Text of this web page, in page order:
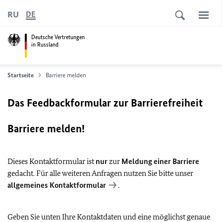
Deutsche Vertretungen
in Russland
RU DE
Startseite Barriere melden
Das Feedbackformular zur Barrierefreiheit
Barriere melden!
Dieses Kontaktformular istnurzur Meldung einer Barriere
gedacht. Für alle weiteren Anfragen nutzen Sie bitte unser
allgemeines Kontaktformular
.
Geben Sie unten Ihre Kontaktdaten und eine möglichst genaue